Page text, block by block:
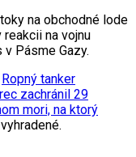
na obchodné lode
na vojnu
Pásme Gazy.
Ropný tanker
zachránil 29
mori, na ktorý